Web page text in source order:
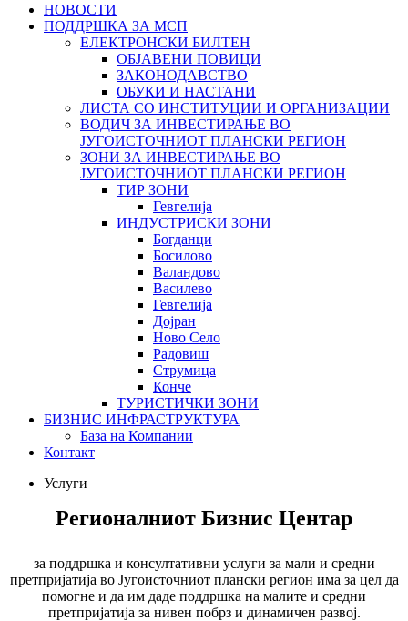
НОВОСТИ
ПОДДРШКА ЗА МСП
ЕЛЕКТРОНСКИ БИЛТЕН
ОБЈАВЕНИ ПОВИЦИ
ЗАКОНОДАВСТВО
ОБУКИ И НАСТАНИ
ЛИСТА СО ИНСТИТУЦИИ И ОРГАНИЗАЦИИ
ВОДИЧ ЗА ИНВЕСТИРАЊЕ ВО
ЈУГОИСТОЧНИОТ ПЛАНСКИ РЕГИОН
ЗОНИ ЗА ИНВЕСТИРАЊЕ ВО
ЈУГОИСТОЧНИОТ ПЛАНСКИ РЕГИОН
ТИР ЗОНИ
Гевгелија
ИНДУСТРИСКИ ЗОНИ
Богданци
Босилово
Валандово
Василево
Гевгелија
Дојран
Ново Село
Радовиш
Струмица
Конче
ТУРИСТИЧКИ ЗОНИ
БИЗНИС ИНФРАСТРУКТУРА
База на Компании
Контакт
Услуги
Регионалниот Бизнис Центар
за поддршка и консултативни услуги за мали и средни
претпријатија во Југоисточниот плански регион има за цел да
помогне и да им даде поддршка на малите и средни
претпријатија за нивен побрз и динамичен развој.